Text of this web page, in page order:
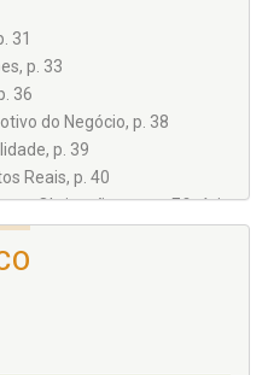
31
p. 33
36
do Negócio, p. 38
p. 39
Reais, p. 40
e Obrigações com Eficácia
p. 45